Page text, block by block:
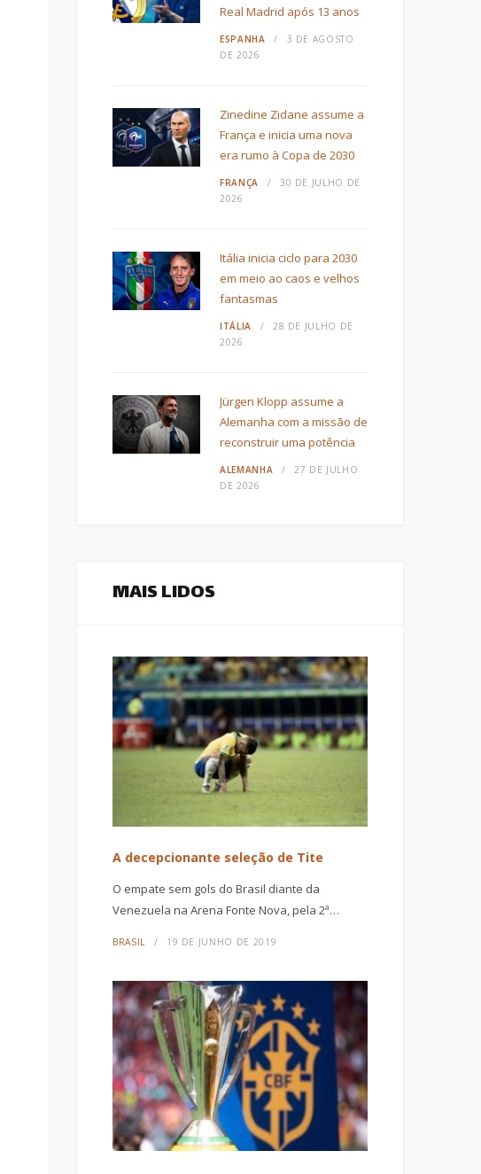
Real Madrid após 13 anos
ESPANHA
3 DE AGOSTO
DE 2026
Zinedine Zidane assume a
França e inicia uma nova
era rumo à Copa de 2030
FRANÇA
30 DE JULHO DE
2026
Itália inicia ciclo para 2030
em meio ao caos e velhos
fantasmas
ITÁLIA
28 DE JULHO DE
2026
Jürgen Klopp assume a
Alemanha com a missão de
reconstruir uma potência
ALEMANHA
27 DE JULHO
DE 2026
MAIS LIDOS
A decepcionante seleção de Tite
O empate sem gols do Brasil diante da
Venezuela na Arena Fonte Nova, pela 2ª…
BRASIL 19 DE JUNHO DE 2019